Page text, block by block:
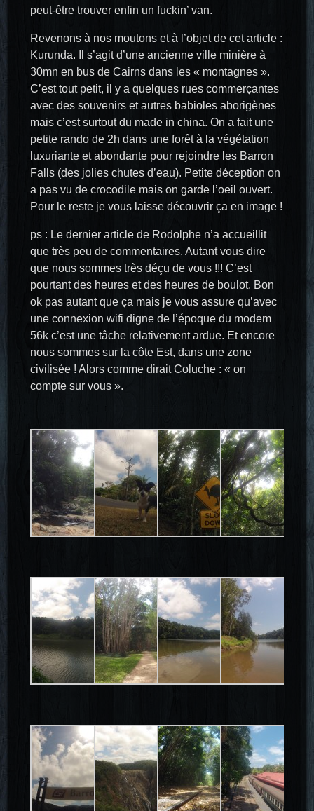
peut-être trouver enfin un fuckin’ van.
Revenons à nos moutons et à l’objet de cet article :
Kurunda. Il s’agit d’une ancienne ville minière à
30mn en bus de Cairns dans les « montagnes ».
C’est tout petit, il y a quelques rues commerçantes
avec des souvenirs et autres babioles aborigènes
mais c’est surtout du made in china. On a fait une
petite rando de 2h dans une forêt à la végétation
luxuriante et abondante pour rejoindre les Barron
Falls (des jolies chutes d’eau). Petite déception on
a pas vu de crocodile mais on garde l’oeil ouvert.
Pour le reste je vous laisse découvrir ça en image !
ps : Le dernier article de Rodolphe n’a accueillit
que très peu de commentaires. Autant vous dire
que nous sommes très déçu de vous !!! C’est
pourtant des heures et des heures de boulot. Bon
ok pas autant que ça mais je vous assure qu’avec
une connexion wifi digne de l’époque du modem
56k c’est une tâche relativement ardue. Et encore
nous sommes sur la côte Est, dans une zone
civilisée ! Alors comme dirait Coluche : « on
compte sur vous ».